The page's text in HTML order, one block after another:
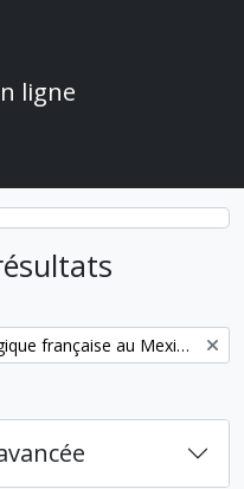
ligne
Mission archéologique et ethnologique française au Mexique